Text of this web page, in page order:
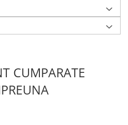
CUMPARATE